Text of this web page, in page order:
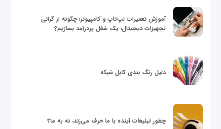
آموزش تعمیرات لپ‌تاپ و کامپیوتر؛ چگونه از گرانی
تجهیزات دیجیتال، یک شغل پردرآمد بسازیم؟
دلیل رنگ بندی کابل شبکه
چطور تبلیغات آینده با ما حرف می‌زند، نه به ما؟